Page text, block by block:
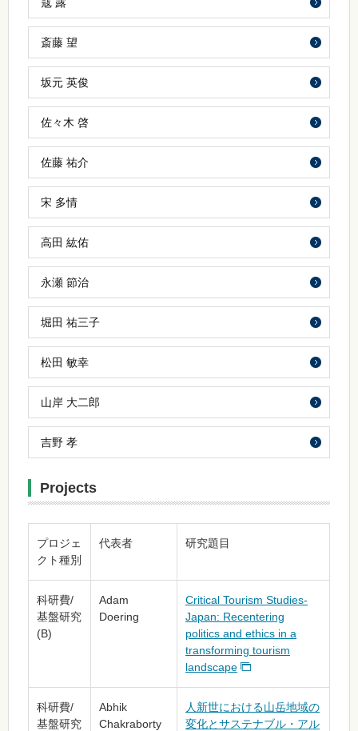
寇 露
斎藤 望
坂元 英俊
佐々木 啓
佐藤 祐介
宋 多情
高田 紘佑
永瀬 節治
堀田 祐三子
松田 敏幸
山岸 大二郎
吉野 孝
Projects
プロジェ
クト種別
代表者 研究題目
科研費/
基盤研究
(B)
Adam
Doering
Critical Tourism Studies-
Japan: Recentering
politics and ethics in a
transforming tourism
landscape
科研費/
基盤研究
Abhik
Chakraborty
人新世における山岳地域の
変化とサステナブル・アル